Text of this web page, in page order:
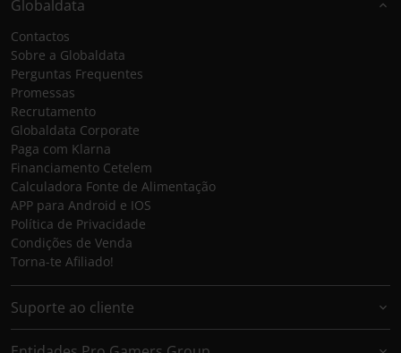
Globaldata
Contactos
Sobre a Globaldata
Perguntas Frequentes
Promessas
Recrutamento
Globaldata Corporate
Paga com Klarna
Financiamento Cetelem
Calculadora Fonte de Alimentação
APP para Android e IOS
Política de Privacidade
Condições de Venda
Torna-te Afiliado!
Suporte ao cliente